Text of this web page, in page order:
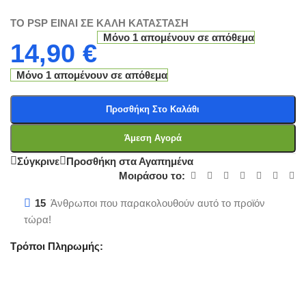
TO PSP EINAI ΣΕ ΚΑΛΗ ΚΑΤΑΣΤΑΣΗ
14,90 €
Μόνο 1 απομένουν σε απόθεμα
Μόνο 1 απομένουν σε απόθεμα
Προσθήκη Στο Καλάθι
Άμεση Αγορά
Σύγκρινε
Προσθήκη στα Αγαπημένα
Μοιράσου το:
15 Άνθρωποι που παρακολουθούν αυτό το προϊόν
τώρα!
Τρόποι Πληρωμής: